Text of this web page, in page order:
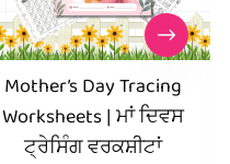
Mother’s Day Tracing
Worksheets | ਮਾਂ ਦਿਵਸ
ਟ੍ਰੇਸਿੰਗ ਵਰਕਸ਼ੀਟਾਂ